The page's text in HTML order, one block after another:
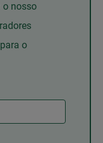
o nosso
o